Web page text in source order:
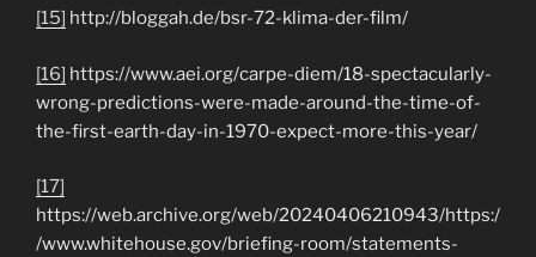
[15] http://bloggah.de/bsr-72-klima-der-film/
[16] https://www.aei.org/carpe-diem/18-spectacularly-
wrong-predictions-were-made-around-the-time-of-
the-first-earth-day-in-1970-expect-more-this-year/
[17]
https://web.archive.org/web/20240406210943/https:/
/www.whitehouse.gov/briefing-room/statements-